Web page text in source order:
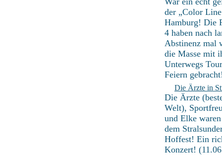
der „Color
Hamburg! Die
4 haben nach
Abstinenz mal
die Masse mit
Unterwegs
Feiern
Die Ärzte in
Die Ärzte
Welt),
und Elke
dem
Hoffest! Ein
Konzert!